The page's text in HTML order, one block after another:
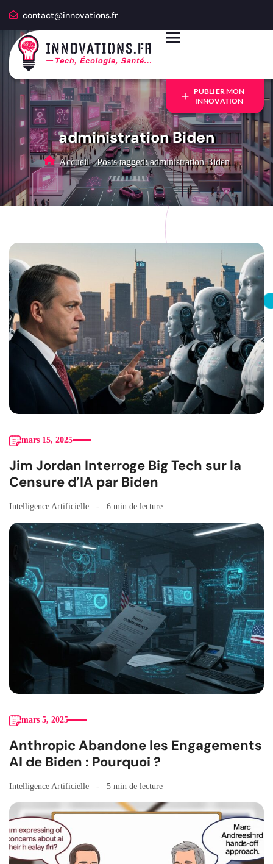
contact@innovations.fr
PUBLIER MON
INNOVATION
administration Biden
Accueil - Posts tagged: administration Biden
mars 15, 2025
Jim Jordan Interroge Big Tech sur la
Censure d’IA par Biden
Intelligence Artificielle 6 min de lecture
mars 5, 2025
Anthropic Abandone les Engagements
AI de Biden : Pourquoi ?
Intelligence Artificielle 5 min de lecture